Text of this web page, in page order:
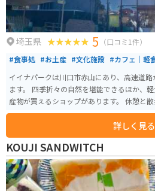
埼玉県 5 （口コミ1件）
#食事処 #お土産 #文化施設 #カフェ｜軽
イイナパークは川口市赤山にあり、高速道
ます。 四季折々の自然を堪能できるほか、
産物が買えるショップがあります。 休憩と
です。
詳しく見る
KOUJI SANDWITCH